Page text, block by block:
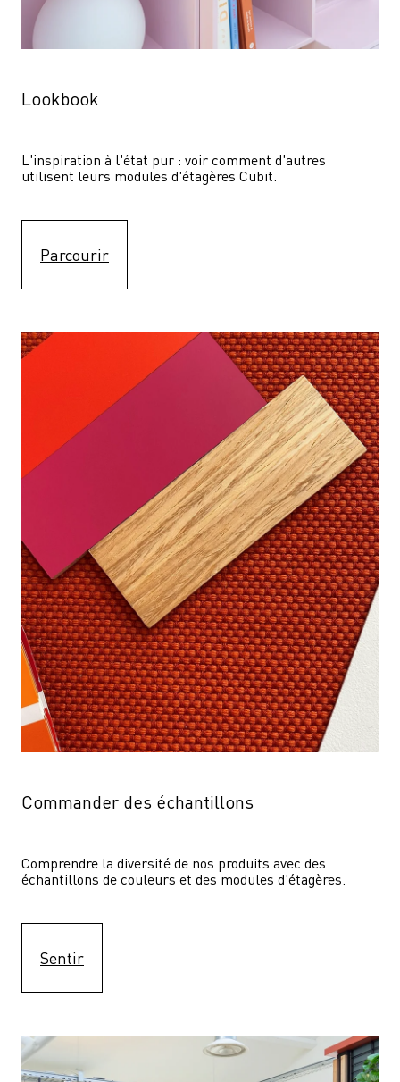
Lookbook
L'inspiration à l'état pur : voir comment d'autres
utilisent leurs modules d'étagères Cubit.
Parcourir
Commander des échantillons
Comprendre la diversité de nos produits avec des
échantillons de couleurs et des modules d'étagères.
Sentir